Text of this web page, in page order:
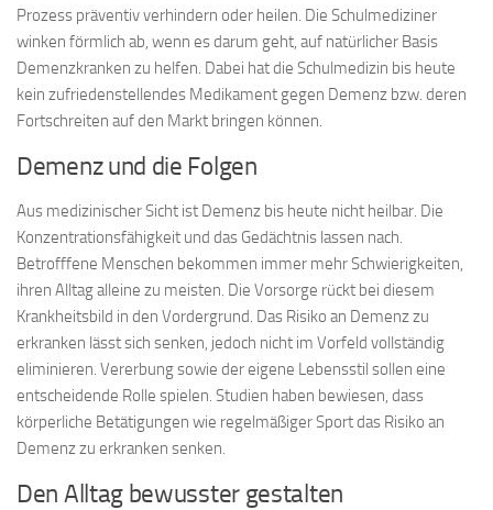
Prozess präventiv verhindern oder heilen. Die Schulmediziner
winken förmlich ab, wenn es darum geht, auf natürlicher Basis
Demenzkranken zu helfen. Dabei hat die Schulmedizin bis heute
kein zufriedenstellendes Medikament gegen Demenz bzw. deren
Fortschreiten auf den Markt bringen können.
Demenz und die Folgen
Aus medizinischer Sicht ist Demenz bis heute nicht heilbar. Die
Konzentrationsfähigkeit und das Gedächtnis lassen nach.
Betrofffene Menschen bekommen immer mehr Schwierigkeiten,
ihren Alltag alleine zu meisten. Die Vorsorge rückt bei diesem
Krankheitsbild in den Vordergrund. Das Risiko an Demenz zu
erkranken lässt sich senken, jedoch nicht im Vorfeld vollständig
eliminieren. Vererbung sowie der eigene Lebensstil sollen eine
entscheidende Rolle spielen. Studien haben bewiesen, dass
körperliche Betätigungen wie regelmäßiger Sport das Risiko an
Demenz zu erkranken senken.
Den Alltag bewusster gestalten